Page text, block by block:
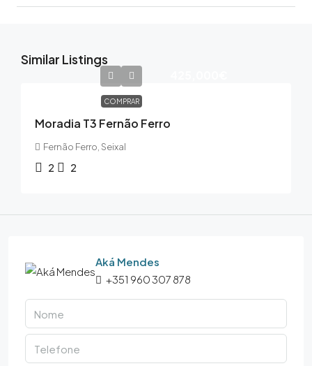
Similar Listings
COMPRAR
Moradia T3 Fernão Ferro
Fernão Ferro, Seixal
2 2
Aká Mendes
+351 960 307 878